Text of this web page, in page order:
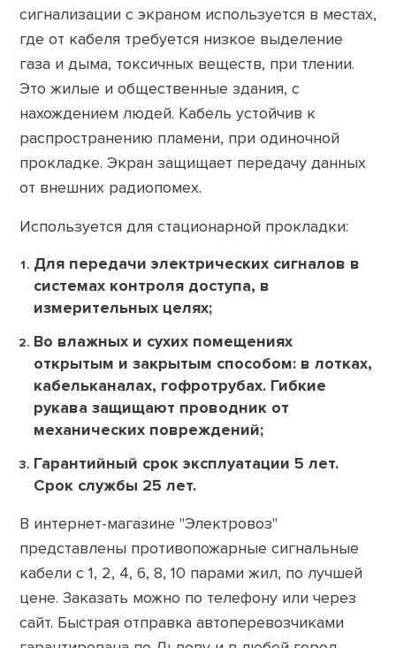
сигнализации с экраном используется в местах,
где от кабеля требуется низкое выделение
газа и дыма, токсичных веществ, при тлении.
Это жилые и общественные здания, с
нахождением людей. Кабель устойчив к
распространению пламени, при одиночной
прокладке. Экран защищает передачу данных
от внешних радиопомех.
Используется для стационарной прокладки:
Для передачи электрических сигналов в
системах контроля доступа, в
измерительных целях;
Во влажных и сухих помещениях
открытым и закрытым способом: в лотках,
кабельканалах, гофротрубах. Гибкие
рукава защищают проводник от
механических повреждений;
Гарантийный срок эксплуатации 5 лет.
Срок службы 25 лет.
В интернет-магазине "Электровоз"
представлены противопожарные сигнальные
кабели с 1, 2, 4, 6, 8, 10 парами жил, по лучшей
цене. Заказать можно по телефону или через
сайт. Быстрая отправка автоперевозчиками